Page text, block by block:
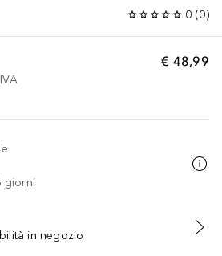
0 (0)
€ 48,99
giorni
AL CARRELLO
in negozio